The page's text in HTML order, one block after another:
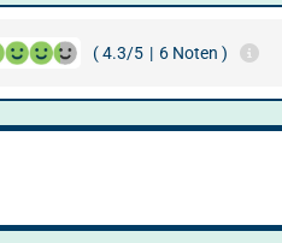
( 4.3/5 | 6 Noten )